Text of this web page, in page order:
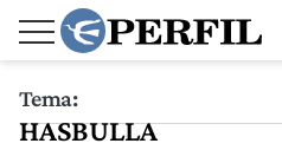
Tema:
HASBULLA